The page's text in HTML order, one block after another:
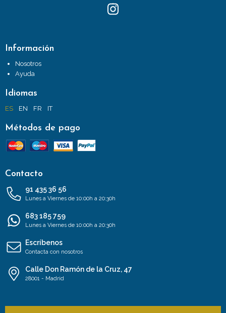
Información
Nosotros
Ayuda
Idiomas
ES EN FR IT
Métodos de pago
Contacto
91 435 36 56
Lunes a Viernes de 10:00h a 20:30h
683 185 759
Lunes a Viernes de 10:00h a 20:30h
Escríbenos
Contacta con nosotros
Calle Don Ramón de la Cruz, 47
28001 - Madrid